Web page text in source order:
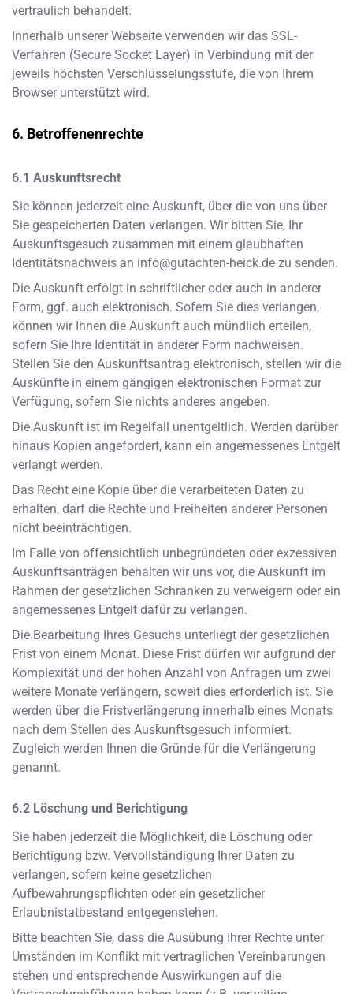
vertraulich behandelt.
Innerhalb unserer Webseite verwenden wir das SSL-
Verfahren (Secure Socket Layer) in Verbindung mit der
jeweils höchsten Verschlüsselungsstufe, die von Ihrem
Browser unterstützt wird.
Betroffenenrechte
Auskunftsrecht
Sie können jederzeit eine Auskunft, über die von uns über
Sie gespeicherten Daten verlangen. Wir bitten Sie, Ihr
Auskunftsgesuch zusammen mit einem glaubhaften
Identitätsnachweis an info@gutachten-heick.de zu senden.
Die Auskunft erfolgt in schriftlicher oder auch in anderer
Form, ggf. auch elektronisch. Sofern Sie dies verlangen,
können wir Ihnen die Auskunft auch mündlich erteilen,
sofern Sie Ihre Identität in anderer Form nachweisen.
Stellen Sie den Auskunftsantrag elektronisch, stellen wir die
Auskünfte in einem gängigen elektronischen Format zur
Verfügung, sofern Sie nichts anderes angeben.
Die Auskunft ist im Regelfall unentgeltlich. Werden darüber
hinaus Kopien angefordert, kann ein angemessenes Entgelt
verlangt werden.
Das Recht eine Kopie über die verarbeiteten Daten zu
erhalten, darf die Rechte und Freiheiten anderer Personen
nicht beeinträchtigen.
Im Falle von offensichtlich unbegründeten oder exzessiven
Auskunftsanträgen behalten wir uns vor, die Auskunft im
Rahmen der gesetzlichen Schranken zu verweigern oder ein
angemessenes Entgelt dafür zu verlangen.
Die Bearbeitung Ihres Gesuchs unterliegt der gesetzlichen
Frist von einem Monat. Diese Frist dürfen wir aufgrund der
Komplexität und der hohen Anzahl von Anfragen um zwei
weitere Monate verlängern, soweit dies erforderlich ist. Sie
werden über die Fristverlängerung innerhalb eines Monats
nach dem Stellen des Auskunftsgesuch informiert.
Zugleich werden Ihnen die Gründe für die Verlängerung
genannt.
Löschung und Berichtigung
Sie haben jederzeit die Möglichkeit, die Löschung oder
Berichtigung bzw. Vervollständigung Ihrer Daten zu
verlangen, sofern keine gesetzlichen
Aufbewahrungspflichten oder ein gesetzlicher
Erlaubnistatbestand entgegenstehen.
Bitte beachten Sie, dass die Ausübung Ihrer Rechte unter
Umständen im Konflikt mit vertraglichen Vereinbarungen
stehen und entsprechende Auswirkungen auf die